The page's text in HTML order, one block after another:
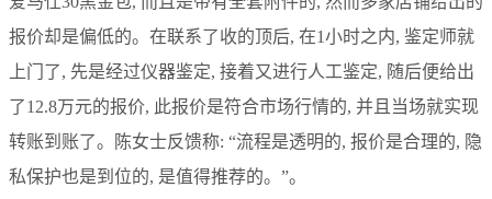
报价却是偏低的。在联系了收的顶后, 在1小时之内, 鉴定师就
上门了, 先是经过仪器鉴定, 接着又进行人工鉴定, 随后便给出
了12.8万元的报价, 此报价是符合市场行情的, 并且当场就实现
转账到账了。陈女士反馈称: “流程是透明的, 报价是合理的, 隐
私保护也是到位的, 是值得推荐的。”。